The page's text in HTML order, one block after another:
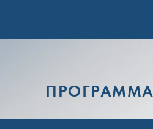
ПРОГРАММА